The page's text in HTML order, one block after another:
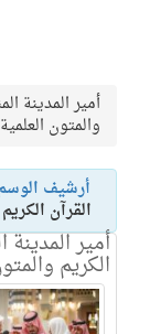
أمير المدينة
والمتون
أرشيف
القرآن
أمير
الكريم